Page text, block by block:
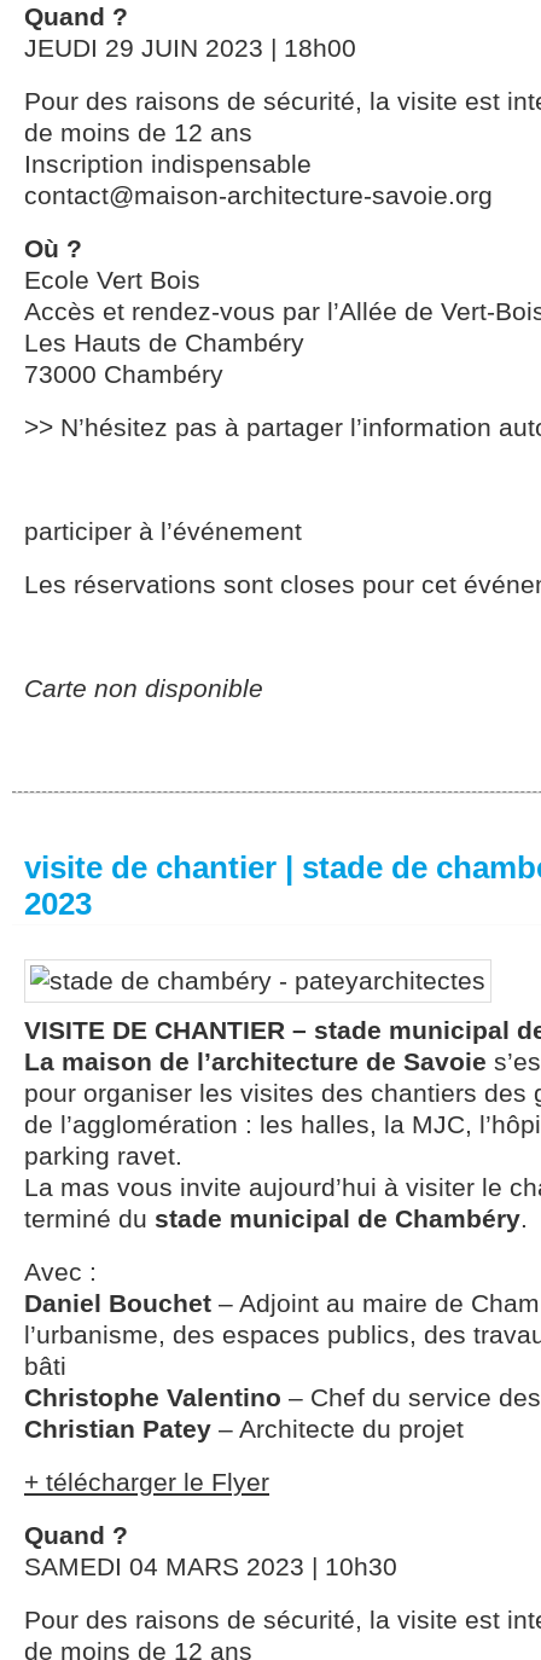
Quand ?
JEUDI 29 JUIN 2023 | 18h00
Pour des raisons de sécurité, la visite est
de moins de 12 ans
Inscription indispensable
contact@maison-architecture-savoie.org
Où ?
Ecole Vert Bois
Accès et rendez-vous par l’Allée de Vert-
Les Hauts de Chambéry
73000 Chambéry
>> N’hésitez pas à partager l’information
participer à l’événement
Les réservations sont closes pour cet
Carte non disponible
visite de chantier | stade de
2023
VISITE DE CHANTIER – stade municipal
La maison de l’architecture de Savoie
pour organiser les visites des chantiers des
de l’agglomération : les halles, la MJC,
parking ravet.
La mas vous invite aujourd’hui à visiter le
terminé du stade municipal de Chambéry.
Avec :
Daniel Bouchet – Adjoint au maire de
l’urbanisme, des espaces publics, des
bâti
Christophe Valentino – Chef du service
Christian Patey – Architecte du projet
+ télécharger le Flyer
Quand ?
SAMEDI 04 MARS 2023 | 10h30
Pour des raisons de sécurité, la visite est
de moins de 12 ans